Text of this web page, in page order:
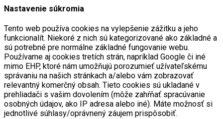
Nastavenie súkromia
Tento web používa cookies na vylepšenie zážitku a jeho
funkcionalít. Niekoré z nich sú kategorizované ako základné a
sú potrebné pre normálne základné fungovanie webu.
Používame aj cookies tretích strán, napríklad Google či iné
mimo EHP, ktoré nám umožňujú porozumieť užívateľskému
správaniu na našich stránkach a/alebo vám zobrazovať
relevantný komerčný obsah. Tieto cookies sú ukladané v
prehliadači s vašim dovolením (môže zahŕňať spracúvanie
osobných údajov, ako IP adresa alebo iné). Máte možnosť si
jednotlivé súhlasy/oprávnený záujem prispôsobiť.